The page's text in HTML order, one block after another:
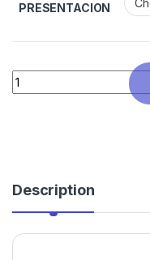
PRESENTACION
Quantity
Description